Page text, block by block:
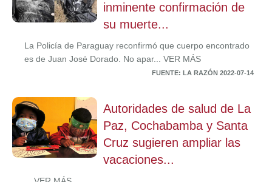
inminente confirmación de
su muerte...
La Policía de Paraguay reconfirmó que cuerpo encontrado
es de Juan José Dorado. No apar... VER MÁS
FUENTE: LA RAZÓN 2022-07-14
Autoridades de salud de La
Paz, Cochabamba y Santa
Cruz sugieren ampliar las
vacaciones...